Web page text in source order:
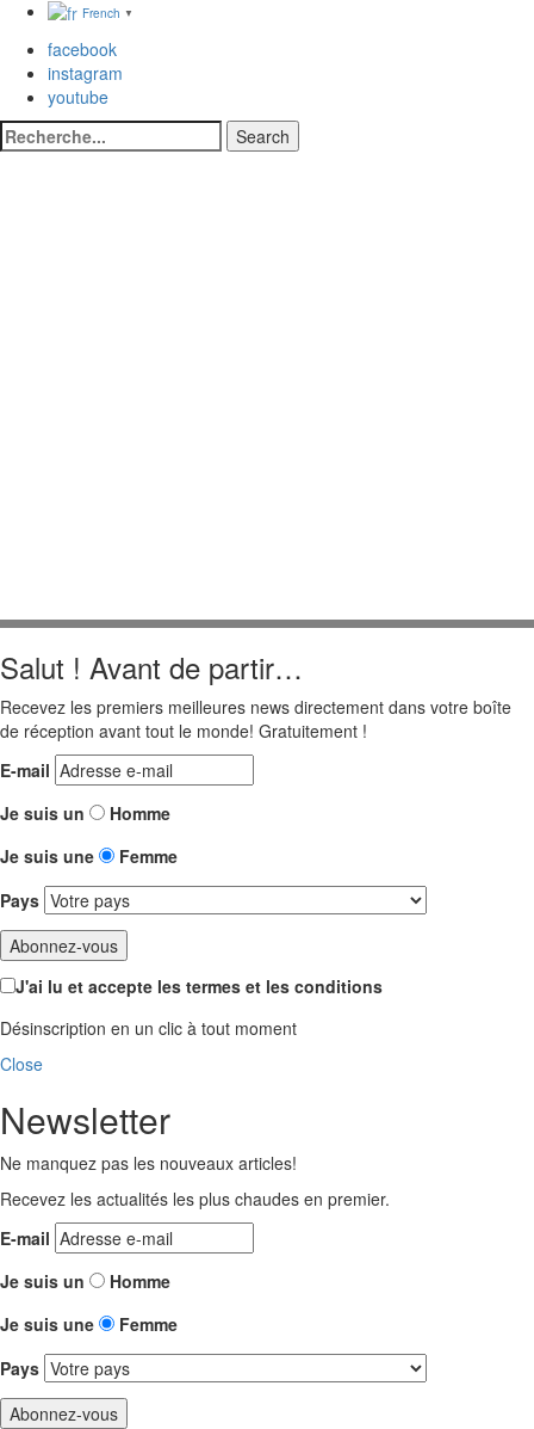
French ▼
facebook
instagram
youtube
Search
for:
Search
Salut ! Avant de partir…
Recevez les premiers meilleures news directement dans votre boîte
de réception avant tout le monde! Gratuitement !
E-mail
Je suis un
Homme
Je suis une
Femme
Pays
J'ai lu et accepte les termes et les conditions
Désinscription en un clic à tout moment
Close
Newsletter
Ne manquez pas les nouveaux articles!
Recevez les actualités les plus chaudes en premier.
E-mail
Je suis un
Homme
Je suis une
Femme
Pays